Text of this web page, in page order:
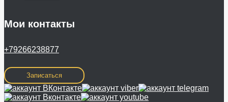
Мои контакты
+79266238877
Записаться